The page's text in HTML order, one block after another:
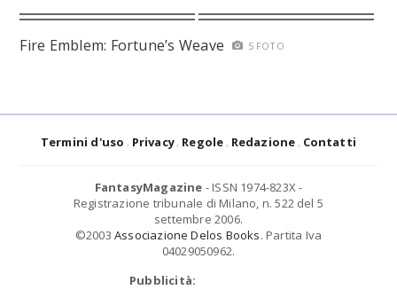
Fire Emblem: Fortune’s Weave 5 FOTO
Termini d'uso Privacy Regole Redazione Contatti
FantasyMagazine - ISSN 1974-823X -
Registrazione tribunale di Milano, n. 522 del 5
settembre 2006.
©2003 Associazione Delos Books. Partita Iva
04029050962.
Pubblicità: